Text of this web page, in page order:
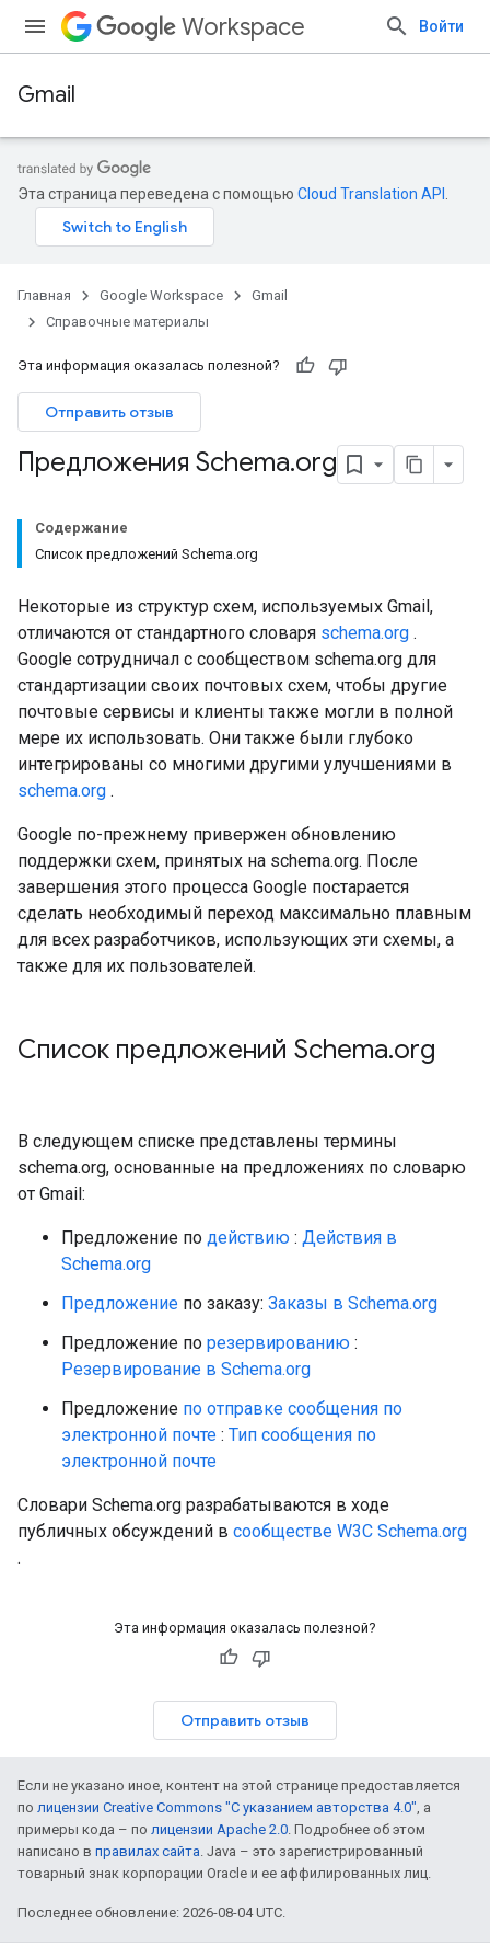
Workspace Войти
Gmail
Эта страница переведена с помощью Cloud Translation API
Главная Google Workspace
Gmail
Справочные материалы
Эта информация оказалась полезной?
Отправить отзыв
Предложения Schema.org
Содержание
Список предложений Schema.org
Некоторые из структур схем, используемых Gmail,
отличаются от стандартного словаря schema.org .
Google сотрудничал с сообществом schema.org для
стандартизации своих почтовых схем, чтобы другие
почтовые сервисы и клиенты также могли в полной
мере их использовать. Они также были глубоко
интегрированы со многими другими улучшениями в
schema.org .
Google по-прежнему привержен обновлению
поддержки схем, принятых на schema.org. После
завершения этого процесса Google постарается
сделать необходимый переход максимально плавным
для всех разработчиков, использующих эти схемы, а
также для их пользователей.
Список предложений Schema.org
В следующем списке представлены термины
schema.org, основанные на предложениях по словарю
от Gmail:
Предложение по действию : Действия в
Schema.org
Предложение по заказу: Заказы в Schema.org
Предложение по резервированию :
Резервирование в Schema.org
Предложение по отправке сообщения по
электронной почте : Тип сообщения по
электронной почте
Словари Schema.org разрабатываются в ходе
публичных обсуждений в сообществе W3C Schema.org
.
Эта информация оказалась полезной?
Отправить отзыв
Если не указано иное, контент на этой странице предоставляется
по лицензии Creative Commons "С указанием авторства 4.0", а
примеры кода – по лицензии Apache 2.0. Подробнее об этом
написано в правилах сайта. Java – это зарегистрированный
товарный знак корпорации Oracle и ее аффилированных лиц.
Последнее обновление: 2026-08-04 UTC.